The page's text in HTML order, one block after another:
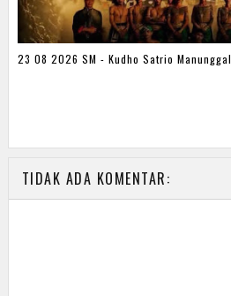
23 08 2026 SM - Kudho Satrio Manunggal
TIDAK ADA KOMENTAR: